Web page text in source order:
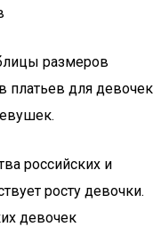
размеров
платьев для девочек
российских и
росту девочки.
девочек